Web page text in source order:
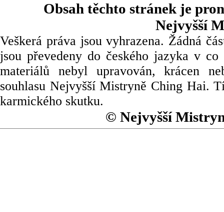
Obsah těchto stránek je
Nejvyšší
Veškerá práva jsou vyhrazena. Žádná
jsou převedeny do českého jazyka v
materiálů nebyl upravován, krácen
souhlasu Nejvyšší Mistryně Ching Hai.
karmického skutku.
© Nejvyšší